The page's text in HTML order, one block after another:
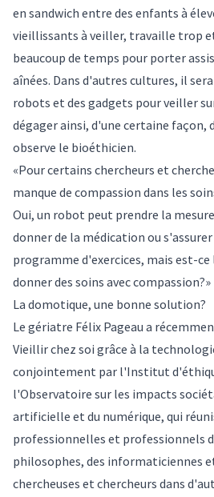
en sandwich entre des enfants à
vieillissants à veiller, travaille trop
beaucoup de temps pour porter
aînées. Dans d'autres cultures, il
robots et des gadgets pour veiller
dégager ainsi, d'une certaine façon,
observe le bioéthicien.
«Pour certains chercheurs et
manque de compassion dans les
Oui, un robot peut prendre la
donner de la médication ou s'assurer
programme d'exercices, mais est-ce
donner des soins avec compassion?»
La domotique, une bonne solution?
Le gériatre Félix Pageau a
Vieillir chez soi grâce à la
conjointement par l'Institut
l'Observatoire sur les impacts
artificielle et du numérique, qui
professionnelles et professionnels
philosophes, des informaticiennes
chercheuses et chercheurs dans